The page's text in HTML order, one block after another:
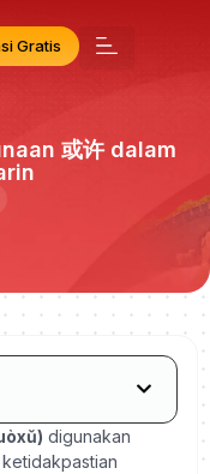
Gratis
或许 dalam
digunakan